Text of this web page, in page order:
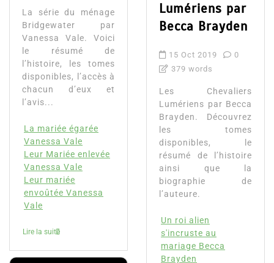
La série du ménage
Bridgewater par
Vanessa Vale. Voici
le résumé de
l’histoire, les tomes
disponibles, l’accès à
chacun d’eux et
l’avis...
La mariée égarée
Vanessa Vale
Leur Mariée enlevée
Vanessa Vale
Leur mariée
envoûtée Vanessa
Vale
Lire la suite
Lumériens par
Becca Brayden
15 Oct 2019
0
379 words
Les Chevaliers
Lumériens par Becca
Brayden. Découvrez
les tomes
disponibles, le
résumé de l’histoire
ainsi que la
biographie de
l’auteure.
Un roi alien
s'incruste au
mariage Becca
Brayden